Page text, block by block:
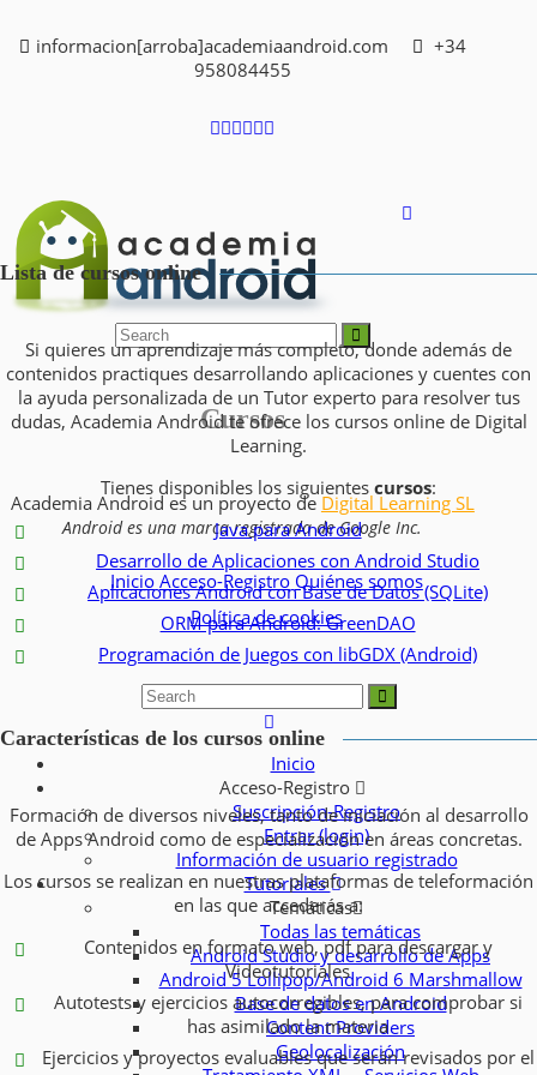
informacion[arroba]academiaandroid.com
+34
958084455
Cursos
Lista de cursos online
Si quieres un aprendizaje más completo, donde además de
contenidos practiques desarrollando aplicaciones y cuentes con
la ayuda personalizada de un Tutor experto para resolver tus
dudas, Academia Android te ofrece los cursos online de Digital
Learning.
Tienes disponibles los siguientes cursos:
Java para Android
Desarrollo de Aplicaciones con Android Studio
Aplicaciones Android con Base de Datos (SQLite)
ORM para Android: GreenDAO
Programación de Juegos con libGDX (Android)
Características de los cursos online
Formación de diversos niveles, tanto de iniciación al desarrollo
de Apps Android como de especialización en áreas concretas.
Los cursos se realizan en nuestras plataformas de teleformación
en las que accederás a:
Contenidos en formato web, pdf para descargar y
Videotutoriales
Autotests y ejercicios autocorregibles, para comprobar si
has asimilado la materia
Ejercicios y proyectos evaluables que serán revisados por el
Academia Android es un proyecto de Digital Learning SL
Android es una marca registrada de Google Inc.
Inicio Acceso-Registro Quiénes somos
Política de cookies
Inicio
Acceso-Registro
Suscripción-Registro
Entrar (login)
Información de usuario registrado
Tutoriales
Temáticas
Todas las temáticas
Android Studio y desarrollo de Apps
Android 5 Lollipop/Android 6 Marshmallow
Base de datos en Android
Content Providers
Geolocalización